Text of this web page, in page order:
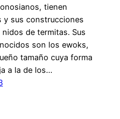
tienen
y sus construcciones
de termitas. Sus
son los ewoks,
tamaño cuya forma
a la de los…